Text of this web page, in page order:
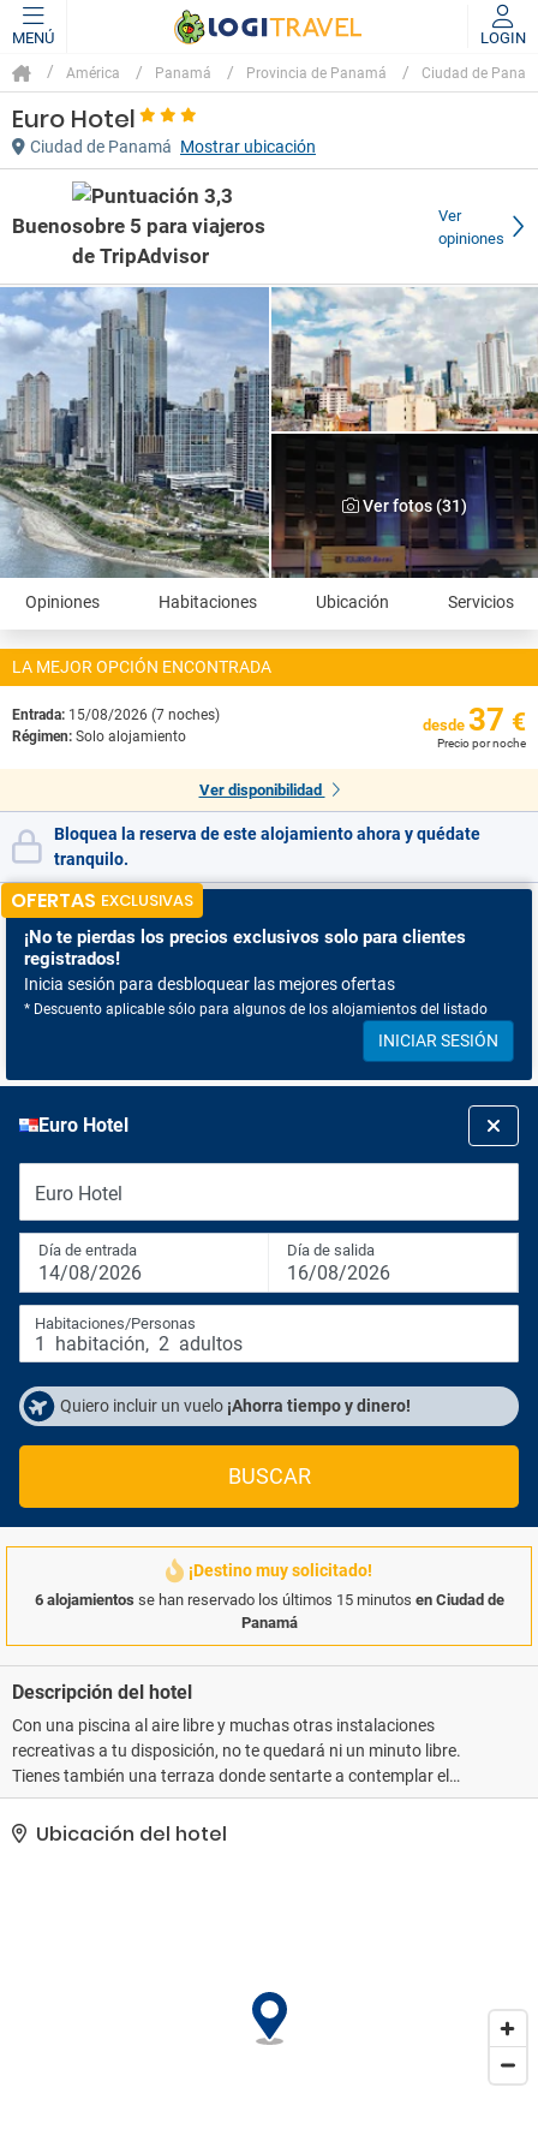
MENÚ LOGIN
América Panamá Provincia de Panamá Ciudad de
Euro Hotel
Ciudad de Panamá Mostrar ubicación
Bueno
Ver
opiniones
Ver fotos (31)
Opiniones Habitaciones Ubicación Servicios
LA MEJOR OPCIÓN ENCONTRADA
Entrada: 15/08/2026 (7 noches)
Régimen: Solo alojamiento
desde 37 €
Precio por noche
Ver disponibilidad
Bloquea la reserva de este alojamiento ahora y quédate
tranquilo.
OFERTAS EXCLUSIVAS
¡No te pierdas los precios exclusivos solo para clientes
registrados!
Inicia sesión para desbloquear las mejores ofertas
* Descuento aplicable sólo para algunos de los alojamientos del listado
INICIAR SESIÓN
Euro Hotel
Euro Hotel
Día de entrada
14/08/2026
Día de salida
16/08/2026
Habitaciones/Personas
1 habitación, 2 adultos
Quiero incluir un vuelo ¡Ahorra tiempo y dinero!
BUSCAR
¡Destino muy solicitado!
6 alojamientos se han reservado los últimos 15 minutos en Ciudad de
Panamá
Descripción del hotel
Con una piscina al aire libre y muchas otras instalaciones
recreativas a tu disposición, no te quedará ni un minuto libre.
Tienes también una terraza donde sentarte a contemplar el
paisaje. Encontrarás además conexión a Internet wifi gratis,
servicios de conserjería y un salón de eventos.. Tendrás un centro
Ubicación del hotel